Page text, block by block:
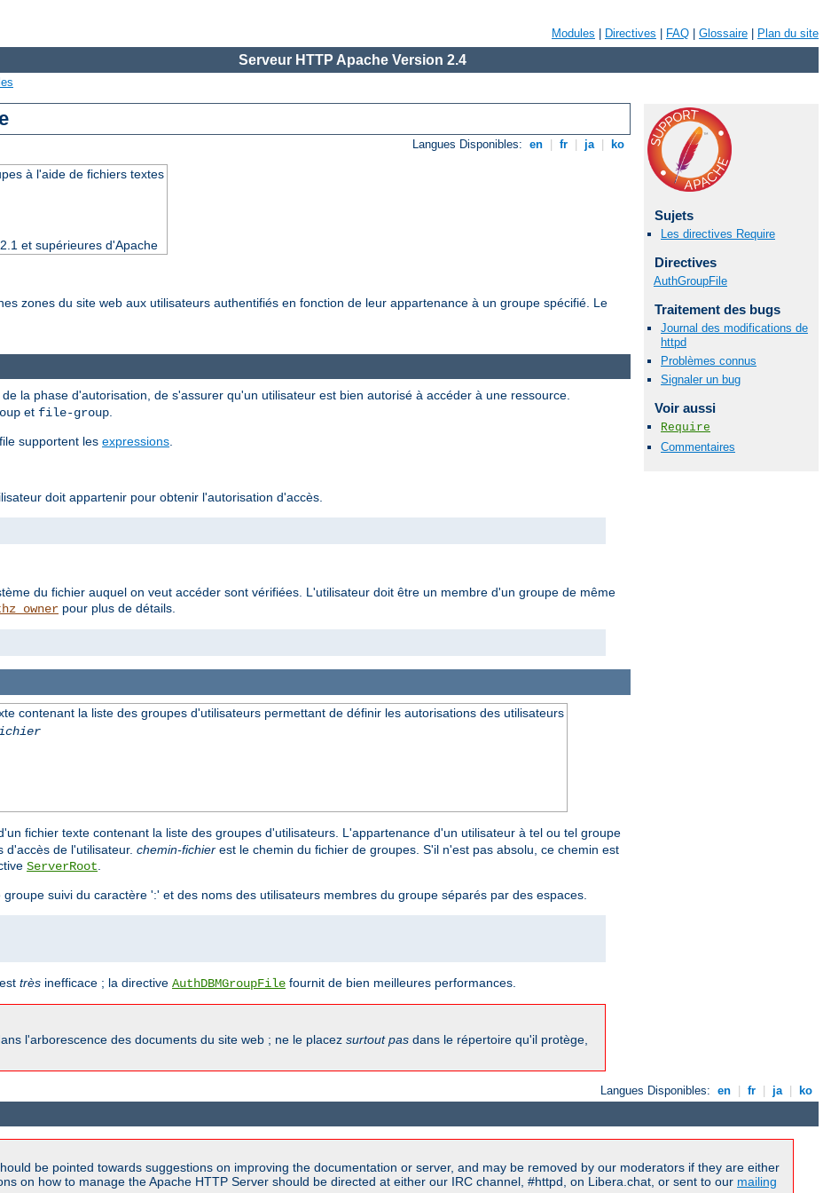
Modules Directives FAQ Glossaire Plan du site
Serveur HTTP Apache Version 2.4
Langues Disponibles: en fr ja ko
à l'aide de fichiers textes
et supérieures d'Apache
zones du site web aux utilisateurs authentifiés en fonction de leur appartenance à un groupe spécifié. Le
Sujets
Les directives Require
Directives
AuthGroupFile
Traitement des bugs
Journal des modifications de
httpd
Problèmes connus
Signaler un bug
Voir aussi
Require
Commentaires
la phase d'autorisation, de s'assurer qu'un utilisateur est bien autorisé à accéder à une ressource.
et file-group
supportent les expressions
doit appartenir pour obtenir l'autorisation d'accès.
du fichier auquel on veut accéder sont vérifiées. L'utilisateur doit être un membre d'un groupe de même
pour plus de détails.
contenant la liste des groupes d'utilisateurs permettant de définir les autorisations des utilisateurs
fichier texte contenant la liste des groupes d'utilisateurs. L'appartenance d'un utilisateur à tel ou tel groupe
de l'utilisateur. chemin-fichier est le chemin du fichier de groupes. S'il n'est pas absolu, ce chemin est
ServerRoot
suivi du caractère ':' et des noms des utilisateurs membres du groupe séparés par des espaces.
très inefficace ; la directive AuthDBMGroupFile fournit de bien meilleures performances.
l'arborescence des documents du site web ; ne le placez surtout pas dans le répertoire qu'il protège,
Langues Disponibles: en | fr | ja | ko
be pointed towards suggestions on improving the documentation or server, and may be removed by our moderators if they are either
on how to manage the Apache HTTP Server should be directed at either our IRC channel, #httpd, on Libera.chat, or sent to our mailing